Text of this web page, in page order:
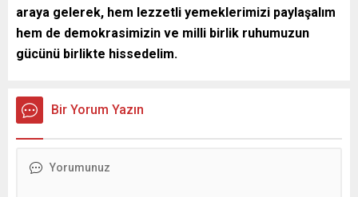
araya gelerek, hem lezzetli yemeklerimizi paylaşalım
hem de demokrasimizin ve milli birlik ruhumuzun
gücünü birlikte hissedelim.
Bir Yorum Yazın